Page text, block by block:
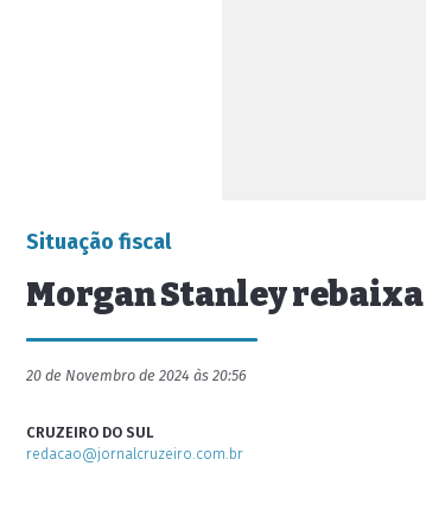
Situação fiscal
Morgan Stanley
20 de Novembro de 2024 às 20:56
CRUZEIRO DO SUL
redacao@jornalcruzeiro.com.br